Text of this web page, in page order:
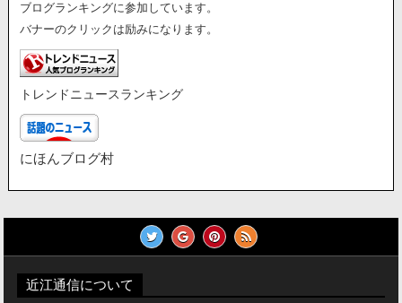
ブログランキングに参加しています。
バナーのクリックは励みになります。
トレンドニュースランキング
にほんブログ村
近江通信について